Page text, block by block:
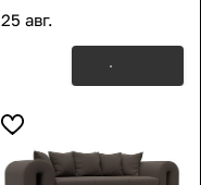
25 авг.